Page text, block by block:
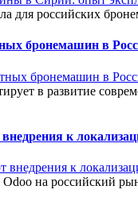
для российских
бронемашин в
в развитие
к
на российский